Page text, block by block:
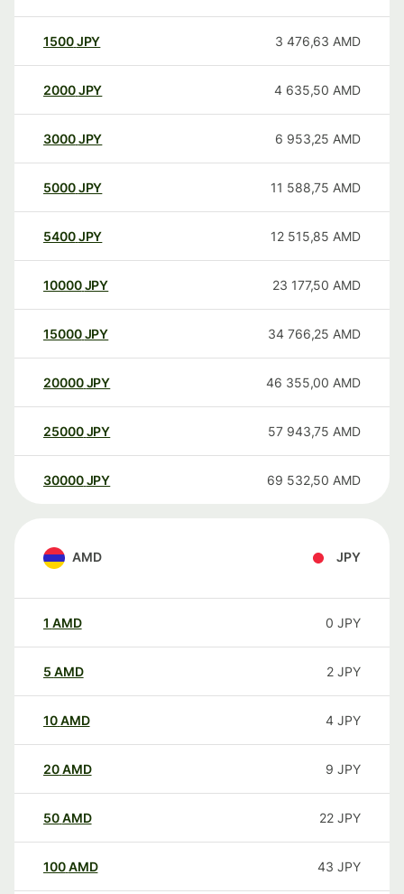
1500JPY 3 476,63 AMD
2000JPY 4 635,50 AMD
3000JPY 6 953,25 AMD
5000JPY 11 588,75 AMD
5400JPY 12 515,85 AMD
10000 JPY 23 177,50 AMD
15000 JPY 34 766,25 AMD
20000 JPY 46 355,00 AMD
25000 JPY 57 943,75 AMD
30000 JPY 69 532,50 AMD
AMD JPY
1 AMD 0 JPY
5 AMD 2 JPY
10AMD 4 JPY
20AMD 9 JPY
50AMD 22 JPY
100AMD 43 JPY